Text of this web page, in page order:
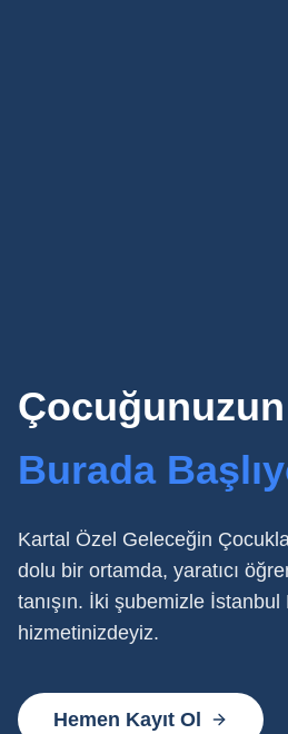
Çocuğunuzun
Burada
Kartal Özel Geleceğin
dolu bir ortamda, yaratıcı
tanışın. İki şubemizle İstanbul
hizmetinizdeyiz.
Hemen Kayıt Ol